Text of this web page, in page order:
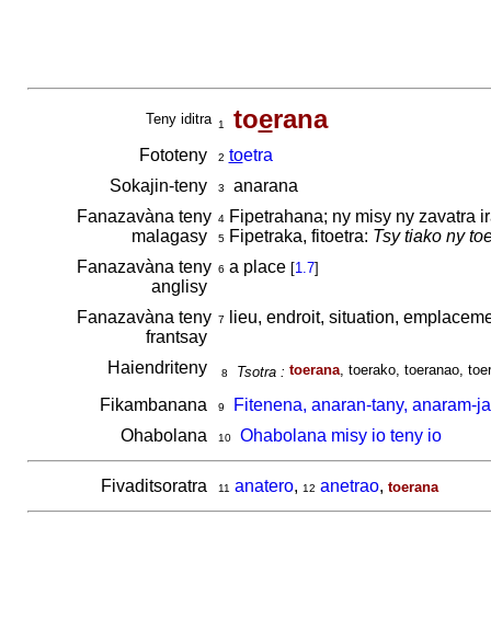
Teny iditra 1 toerana
Fototeny 2 toetra
Sokajin-teny
3
anarana
Fanazavàna teny
malagasy
4Fipetrahana; ny misy ny zavatra
5Fipetraka, fitoetra: Tsy tiako ny
Fanazavàna teny
anglisy
6 a place [1.7]
Fanazavàna teny
frantsay
7 lieu, endroit, situation,
Haiendriteny 8 Tsotra : toerana, toerako, toeranao,
Fikambanana 9
Fitenena, anaran-tany, anaram-
Ohabolana
10 Ohabolana misy io teny io
Fivaditsoratra 11 anatero, 12 anetrao, toerana